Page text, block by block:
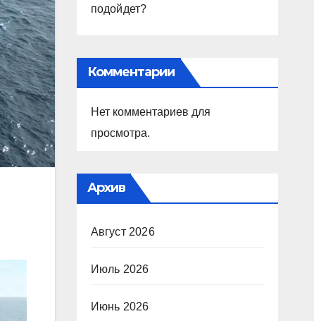
подойдет?
Комментарии
Нет комментариев для
просмотра.
Архив
Август 2026
Июль 2026
Июнь 2026